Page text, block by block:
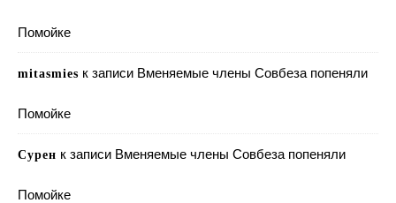
Помойке
mitasmies к записи Вменяемые члены Совбеза попеняли
Помойке
Сурен к записи Вменяемые члены Совбеза попеняли
Помойке